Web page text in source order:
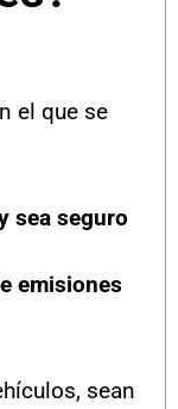
el que se
sea seguro
emisiones
sean